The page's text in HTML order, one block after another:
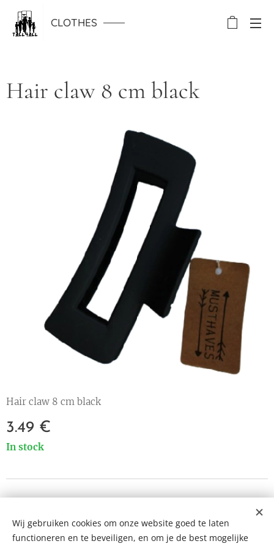
CLOTHES
Hair claw 8 cm black
Hair claw 8 cm black
3.49 €
In stock
Cookies
Wij gebruiken cookies om onze website goed te laten
functioneren en te beveiligen, en om je de best mogelijke